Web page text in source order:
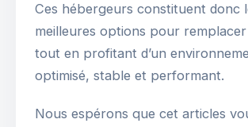
Ces hébergeurs constituent donc
meilleures options pour remplacer
tout en profitant d’un
optimisé, stable et performant.
Nous espérons que cet articles